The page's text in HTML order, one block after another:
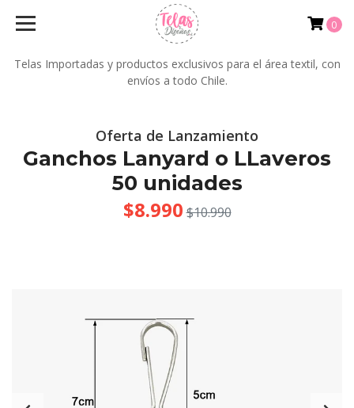
Telas Importadas y productos exclusivos para el área textil, con
envíos a todo Chile.
0
Oferta de Lanzamiento
Ganchos Lanyard o LLaveros
50 unidades
$8.990 $10.990